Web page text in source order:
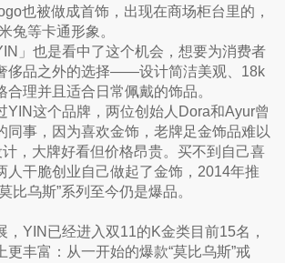
也被做成首饰，出现在商场柜台里的，
兔等卡通形象。
」也是看中了这个机会，想要为消费者
侈品之外的选择——设计简洁美观、18k
合理并且适合日常佩戴的饰品。
YIN这个品牌，两位创始人Dora和Ayur曾
同事，因为喜欢金饰，老牌足金饰品难以
计，大牌好看但价格昂贵。买不到自己喜
人干脆创业自己做起了金饰，2014年推
比乌斯”系列至今仍是爆品。
，YIN已经进入双11的K金类目前15名，
更丰富：从一开始的爆款“莫比乌斯”戒